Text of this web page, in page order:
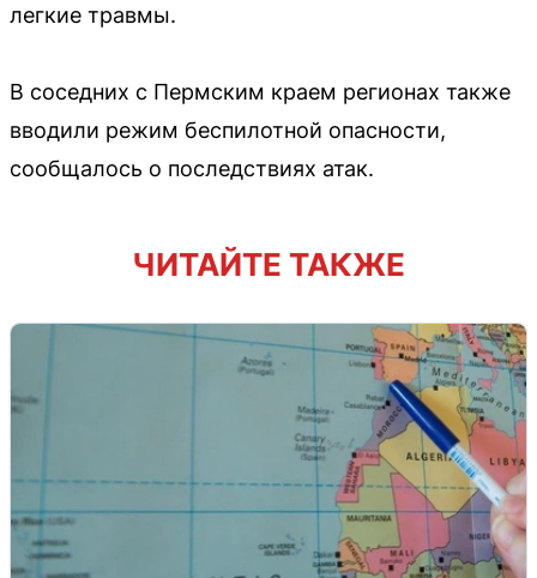
легкие травмы.
В соседних с Пермским краем регионах также
вводили режим беспилотной опасности,
сообщалось о последствиях атак.
ЧИТАЙТЕ ТАКЖЕ